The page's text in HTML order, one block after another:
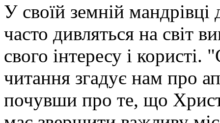
У своїй земній
часто дивляться на світ
свого інтересу і користі.
читання згадує нам про
почувши про те, що